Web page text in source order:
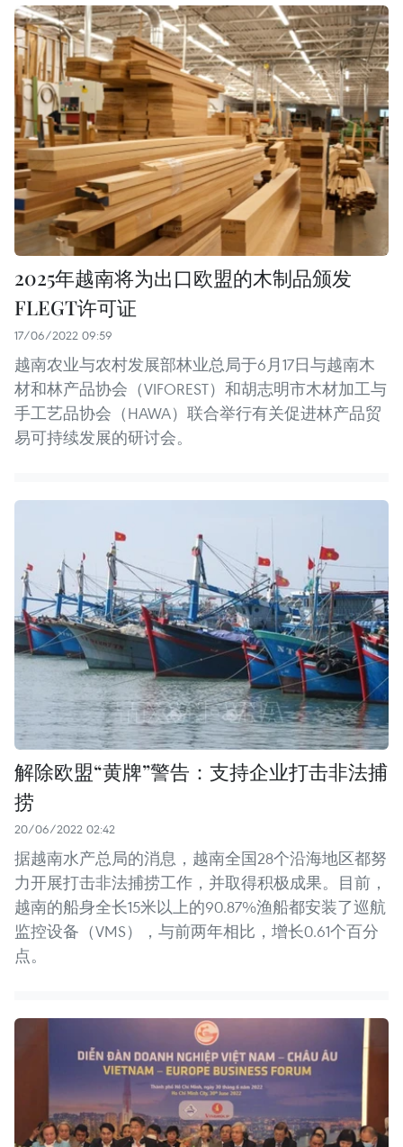
2025年越南将为出口欧盟的木制品颁发
FLEGT许可证
17/06/2022 09:59
越南农业与农村发展部林业总局于6月17日与越南木
材和林产品协会（VIFOREST）和胡志明市木材加工与
手工艺品协会（HAWA）联合举行有关促进林产品贸
易可持续发展的研讨会。
解除欧盟“黄牌”警告：支持企业打击非法捕
捞
20/06/2022 02:42
据越南水产总局的消息，越南全国28个沿海地区都努
力开展打击非法捕捞工作，并取得积极成果。目前，
越南的船身全长15米以上的90.87%渔船都安装了巡航
监控设备（VMS），与前两年相比，增长0.61个百分
点。